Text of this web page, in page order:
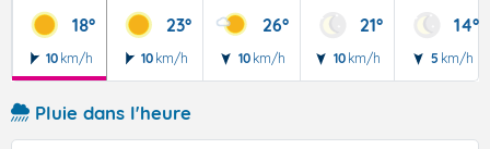
18°
10 km/h
23°
10 km/h
26°
10 km/h
21°
10 km/h
14°
5 km/h
Pluie dans l'heure